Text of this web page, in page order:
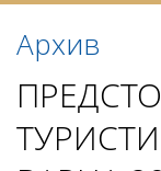
Архив